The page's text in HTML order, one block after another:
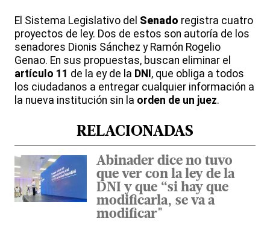
El Sistema Legislativo del Senado registra cuatro
proyectos de ley. Dos de estos son autoría de los
senadores Dionis Sánchez y Ramón Rogelio
Genao. En sus propuestas, buscan eliminar el
artículo 11 de la ey de la DNI , que obliga a todos
los ciudadanos a entregar cualquier información a
la nueva institución sin la orden de un juez.
RELACIONADAS
Abinader dice no tuvo
que ver con la ley de la
DNI y que “si hay que
modificarla, se va a
modificar"